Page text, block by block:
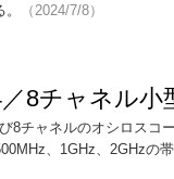
（2024/7/8）
8チャネル
8チャネルのオシロスコ
、1GHz、2GHzの